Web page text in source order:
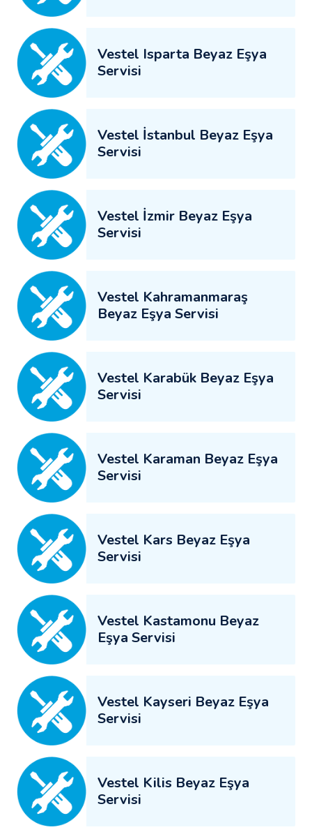
Vestel Isparta Beyaz Eşya
Servisi
Vestel İstanbul Beyaz Eşya
Servisi
Vestel İzmir Beyaz Eşya
Servisi
Vestel Kahramanmaraş
Beyaz Eşya Servisi
Vestel Karabük Beyaz Eşya
Servisi
Vestel Karaman Beyaz Eşya
Servisi
Vestel Kars Beyaz Eşya
Servisi
Vestel Kastamonu Beyaz
Eşya Servisi
Vestel Kayseri Beyaz Eşya
Servisi
Vestel Kilis Beyaz Eşya
Servisi